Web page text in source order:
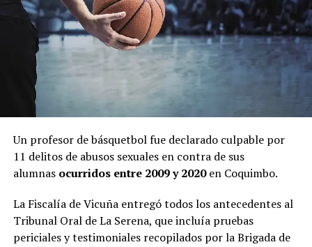
Un profesor de básquetbol fue declarado culpable por
11 delitos de abusos sexuales en contra de sus
alumnas ocurridos entre 2009 y 2020en Coquimbo.
La Fiscalía de Vicuña entregó todos los antecedentes al
Tribunal Oral de La Serena, que incluía pruebas
periciales y testimoniales recopilados por la Brigada de